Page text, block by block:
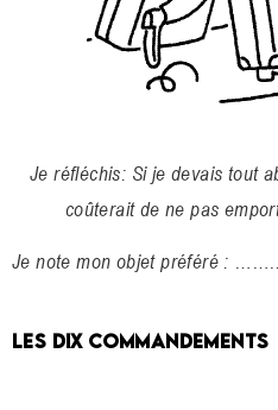
Je réfléchis: Si je devais tout
coûterait de ne pas
Je note mon objet
LES DIX COMMANDEMENTS